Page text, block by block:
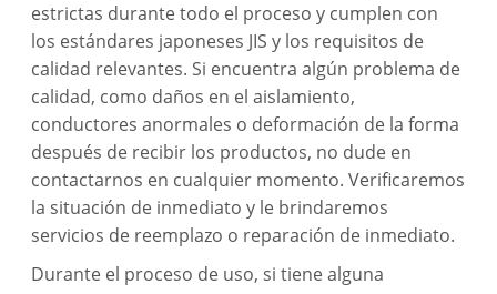
estrictas durante todo el proceso y cumplen con
los estándares japoneses JIS y los requisitos de
calidad relevantes. Si encuentra algún problema de
calidad, como daños en el aislamiento,
conductores anormales o deformación de la forma
después de recibir los productos, no dude en
contactarnos en cualquier momento. Verificaremos
la situación de inmediato y le brindaremos
servicios de reemplazo o reparación de inmediato.
Durante el proceso de uso, si tiene alguna